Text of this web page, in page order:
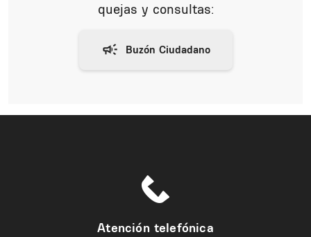
quejas y consultas:
Atención telefónica